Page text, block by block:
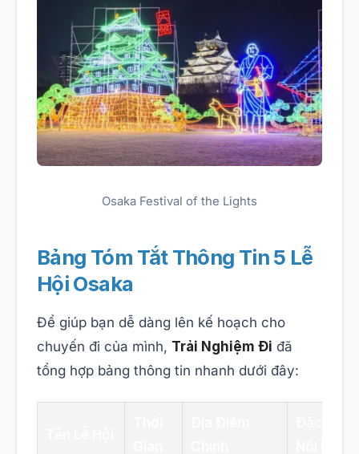
Osaka Festival of the Lights
Bảng Tóm Tắt Thông Tin 5 Lễ
Hội Osaka
Để giúp bạn dễ dàng lên kế hoạch cho
chuyến đi của mình, Trải Nghiệm Đi đã
tổng hợp bảng thông tin nhanh dưới đây: